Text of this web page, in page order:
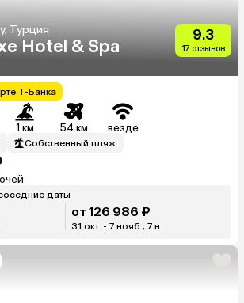
Турция
Hotel & Spa
9.3
17 отзывов
Т-Банка
1 км 54 км везде
Собственный пляж
даты
от 126 986 ₽
31 окт. - 7 нояб., 7 н.